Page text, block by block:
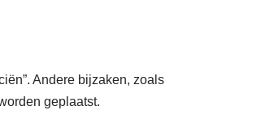
Andere bijzaken, zoals
geplaatst.